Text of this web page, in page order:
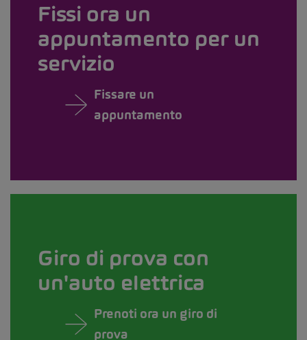
Fissi ora un
appuntamento per un
servizio
Fissare un
appuntamento
Giro di prova con
un'auto elettrica
Prenoti ora un giro di
prova